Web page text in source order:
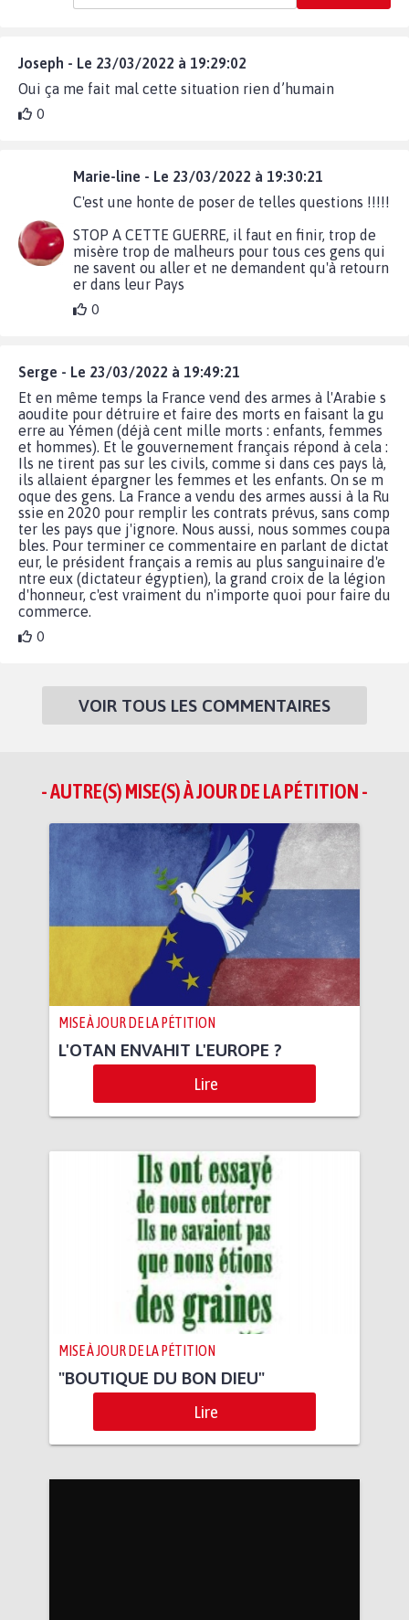
Joseph - Le 23/03/2022 à 19:29:02
Oui ça me fait mal cette situation rien d’humain
0
Marie-line - Le 23/03/2022 à 19:30:21
C'est une honte de poser de telles questions !!!!!
STOP A CETTE GUERRE, il faut en finir, trop de
misère trop de malheurs pour tous ces gens qui
ne savent ou aller et ne demandent qu'à retourn
er dans leur Pays
0
Serge - Le 23/03/2022 à 19:49:21
Et en même temps la France vend des armes à l'Arabie s
aoudite pour détruire et faire des morts en faisant la gu
erre au Yémen (déjà cent mille morts : enfants, femmes
et hommes). Et le gouvernement français répond à cela :
Ils ne tirent pas sur les civils, comme si dans ces pays là,
ils allaient épargner les femmes et les enfants. On se m
oque des gens. La France a vendu des armes aussi à la Ru
ssie en 2020 pour remplir les contrats prévus, sans comp
ter les pays que j'ignore. Nous aussi, nous sommes coupa
bles. Pour terminer ce commentaire en parlant de dictat
eur, le président français a remis au plus sanguinaire d'e
ntre eux (dictateur égyptien), la grand croix de la légion
d'honneur, c'est vraiment du n'importe quoi pour faire du
commerce.
0
VOIR TOUS LES COMMENTAIRES
- AUTRE(S) MISE(S) À JOUR DE LA PÉTITION -
MISE À JOUR DE LA PÉTITION
L'OTAN ENVAHIT L'EUROPE ?
Lire
MISE À JOUR DE LA PÉTITION
"BOUTIQUE DU BON DIEU"
Lire